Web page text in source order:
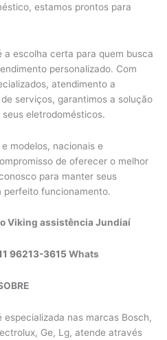
estamos prontos para
a escolha certa para quem busca
personalizado. Com
atendimento a
serviços, garantimos a solução
eletrodomésticos.
modelos, nacionais e
de oferecer o melhor
para manter seus
perfeito funcionamento.
Viking assistência Jundiaí
96213-3615 Whats
especializada nas marcas Bosch,
Ge, Lg, atende através